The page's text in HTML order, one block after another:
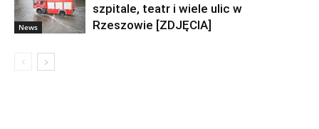
News
szpitale, teatr i wiele ulic w
Rzeszowie [ZDJĘCIA]